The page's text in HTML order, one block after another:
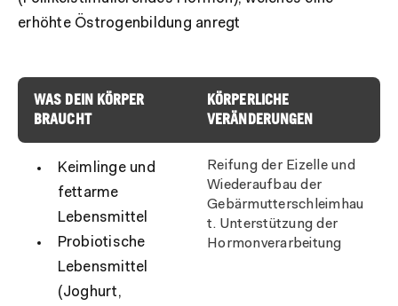
erhöhte Östrogenbildung anregt
WAS DEIN KÖRPER
BRAUCHT
KÖRPERLICHE
VERÄNDERUNGEN
Keimlinge und
fettarme
Lebensmittel
Probiotische
Lebensmittel
(Joghurt,
Reifung der Eizelle und
Wiederaufbau der
Gebärmutterschleimhau
t. Unterstützung der
Hormonverarbeitung